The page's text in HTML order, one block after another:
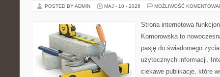
POSTED BY ADMIN MAJ - 10 - 2026 MOŻLIWOŚĆ
Strona internetowa
Komorowska to
pasję do świadomego
użytecznych informacji.
ciekawe publikacje, które